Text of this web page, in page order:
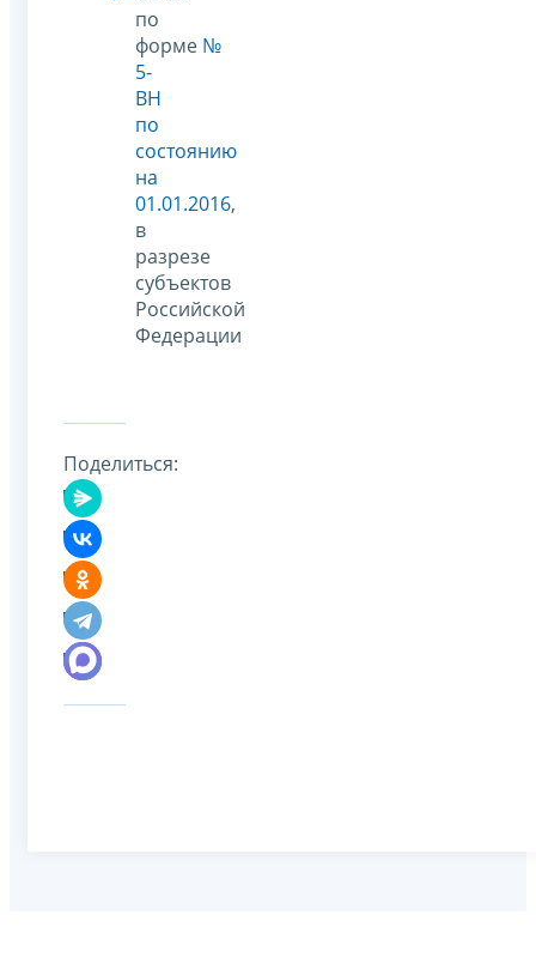
по
форме №
5-
ВН
по
состоянию
на
01.01.2016,
в
разрезе
субъектов
Российской
Федерации
Поделиться: